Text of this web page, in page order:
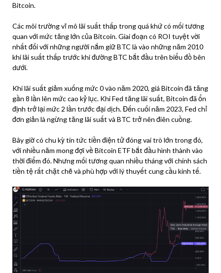
Bitcoin.
Các môi trường vĩ mô lãi suất thấp trong quá khứ có mối tương
quan với mức tăng lớn của Bitcoin. Giai đoạn có ROI tuyệt vời
nhất đối với những người nắm giữ BTC là vào những năm 2010
khi lãi suất thấp trước khi đường BTC bắt đầu trên biểu đồ bên
dưới.
Khi lãi suất giảm xuống mức 0 vào năm 2020, giá Bitcoin đã tăng
gần 8 lần lên mức cao kỷ lục. Khi Fed tăng lãi suất, Bitcoin đã ổn
định trở lại mức 2 lần trước đại dịch. Đến cuối năm 2023, Fed chỉ
đơn giản là ngừng tăng lãi suất và BTC trở nên điên cuồng.
Bây giờ có chu kỳ tin tức tiền điện tử đóng vai trò lớn trong đó,
với nhiều năm mong đợi về Bitcoin ETF bắt đầu hình thành vào
thời điểm đó. Nhưng mối tương quan nhiều tháng với chính sách
tiền tệ rất chặt chẽ và phù hợp với lý thuyết cung cầu kinh tế.